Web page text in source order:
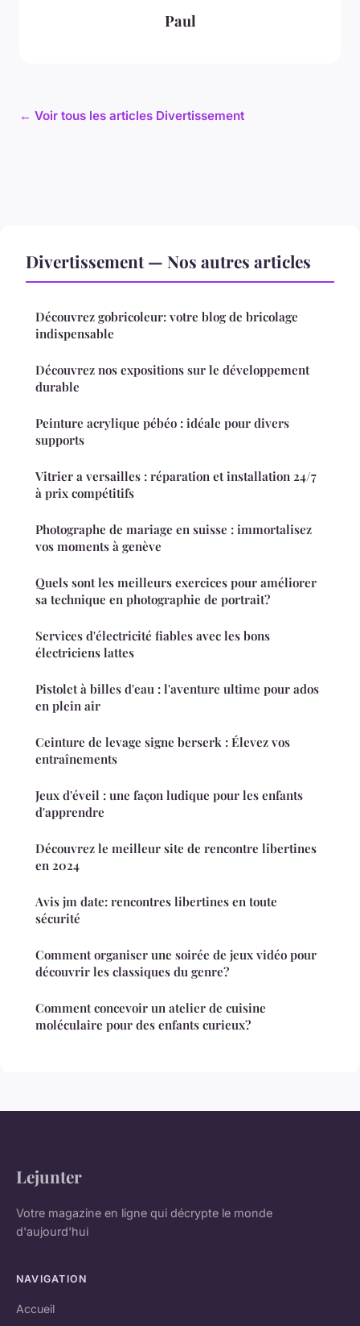
Paul
← Voir tous les articles Divertissement
Divertissement — Nos autres articles
Découvrez gobricoleur: votre blog de bricolage
indispensable
Découvrez nos expositions sur le développement
durable
Peinture acrylique pébéo : idéale pour divers
supports
Vitrier a versailles : réparation et installation 24/7
à prix compétitifs
Photographe de mariage en suisse : immortalisez
vos moments à genève
Quels sont les meilleurs exercices pour améliorer
sa technique en photographie de portrait?
Services d'électricité fiables avec les bons
électriciens lattes
Pistolet à billes d'eau : l'aventure ultime pour ados
en plein air
Ceinture de levage signe berserk : Élevez vos
entraînements
Jeux d'éveil : une façon ludique pour les enfants
d'apprendre
Découvrez le meilleur site de rencontre libertines
en 2024
Avis jm date: rencontres libertines en toute
sécurité
Comment organiser une soirée de jeux vidéo pour
découvrir les classiques du genre?
Comment concevoir un atelier de cuisine
moléculaire pour des enfants curieux?
Lejunter
Votre magazine en ligne qui décrypte le monde
d'aujourd'hui
NAVIGATION
Accueil